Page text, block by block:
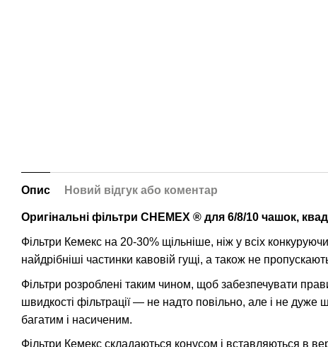
Опис Новий відгук або коментар
Оригінальні фільтри CHEMEX ® для 6/8/10 чашок,
Фільтри Кемекс на 20-30% щільніше, ніж у всіх
найдрібніші частинки кавовій гущі, а також не
Фільтри розроблені таким чином, щоб забезпечувати
швидкості фільтрації — не надто повільно, але і не дуже
багатим і насиченим.
Фільтри Кемекс складаються конусом і вставляються в